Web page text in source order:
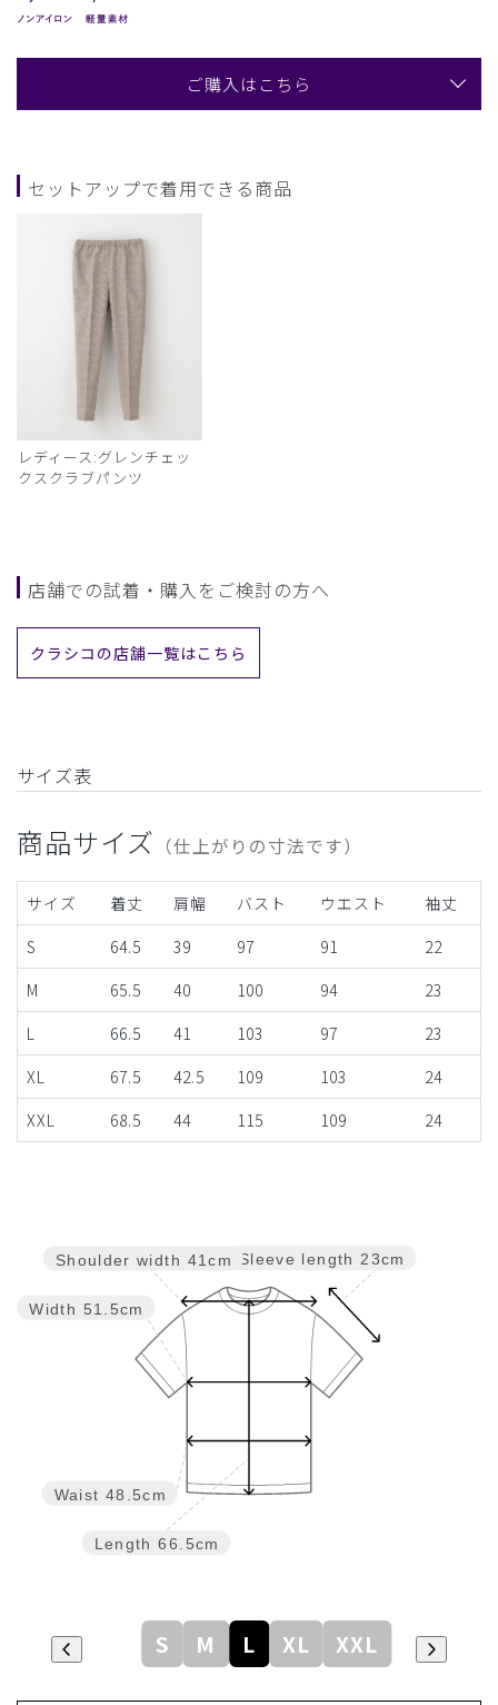
ご購入はこちら
セットアップで着用できる商品
レディース:グレンチェッ
クスクラブパンツ
店舗での試着・購入をご検討の方へ
クラシコの店舗一覧はこちら
サイズ表
商品サイズ （仕上がりの寸法です）
サイズ 着丈 肩幅 バスト ウエスト
袖丈
S
64.5 39 97 91
22
M
65.5 40 100 94
23
L
66.5 41 103 97
23
XL
67.5 42.5 109 103
24
XXL
68.5 44 115 109 24
Sleeve length 23cm
Length 66.5cm
Waist 48.5cm
Width 51.5cm
Shoulder width 41cm
S M L XL XXL